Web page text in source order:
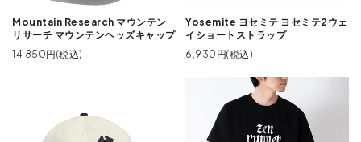
Mountain Research マウンテン
リサーチ マウンテンヘッズキャップ
14,850円(税込)
Yosemite ヨセミテ ヨセミテ2ウェ
イショートストラップ
6,930円(税込)